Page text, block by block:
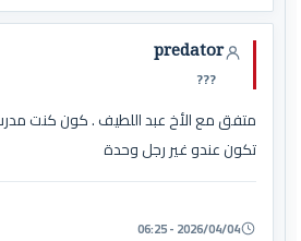
predator
???
متفق مع الأخ عبد اللطيف . كون كنت
تكون عندو غير رجل وحدة
2026/04/04 - 06:25